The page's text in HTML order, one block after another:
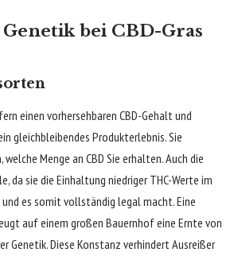
bei CBD-Gras
einen vorhersehbaren CBD-Gehalt und
gleichbleibendes Produkterlebnis. Sie
Menge an CBD Sie erhalten. Auch die
da sie die Einhaltung niedriger THC-Werte im
es somit vollständig legal macht. Eine
auf einem großen Bauernhof eine Ernte von
Genetik. Diese Konstanz verhindert Ausreißer